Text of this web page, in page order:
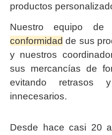
productos
Nuestro equipo de
conformidad de sus
y nuestros
sus mercancías de
evitando retrasos
innecesarios.
Desde hace casi 20